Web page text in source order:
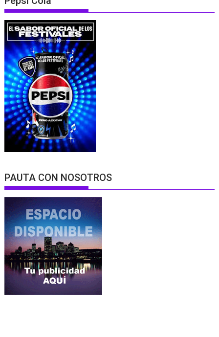
PAUTA CON NOSOTROS